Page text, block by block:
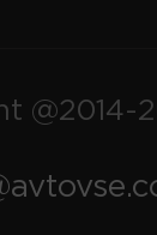
@2014-